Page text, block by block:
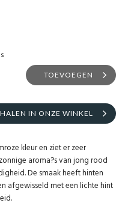
TOEVOEGEN
IN ONZE WINKEL
kleur en ziet er zeer
aroma?s van jong rood
De smaak heeft hinten
afgewisseld met een lichte hint